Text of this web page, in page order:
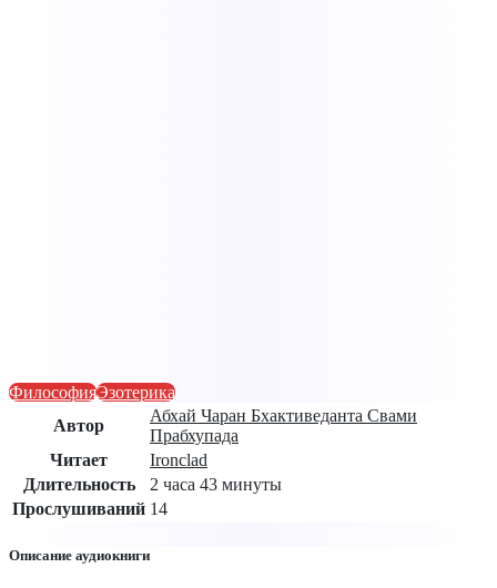
ФилософияЭзотерика
Автор
Абхай Чаран Бхактиведанта Свами
Прабхупада
Читает
Ironclad
Длительность
2 часа 43 минуты
Прослушиваний 14
Описание аудиокниги